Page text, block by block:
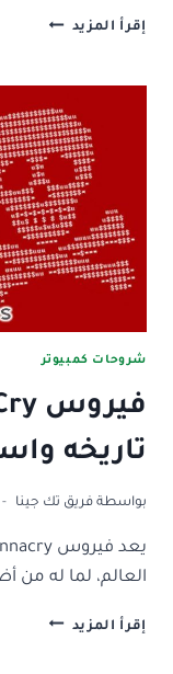
إقرأ المزيد فيروس
اَلية
عمله
واكثر!
شروحات كمبيوتر
تاريخه
بواسطة فريق تك جينا
العالم، لما له من
إقرأ المزيد فيروس